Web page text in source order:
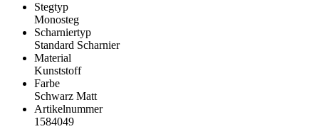
Stegtyp
Monosteg
Scharniertyp
Standard Scharnier
Material
Kunststoff
Farbe
Schwarz Matt
Artikelnummer
1584049